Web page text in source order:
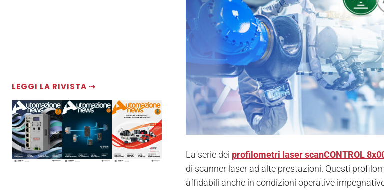
LEGGI LA RIVISTA ⇢
La serie dei profilometri laser scanCONTROL
di scanner laser ad alte prestazioni. Questi
affidabili anche in condizioni operative